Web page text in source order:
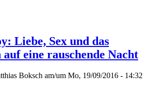
Liebe, Sex und das
auf eine rauschende Nacht
Boksch am/um Mo, 19/09/2016 - 14:32